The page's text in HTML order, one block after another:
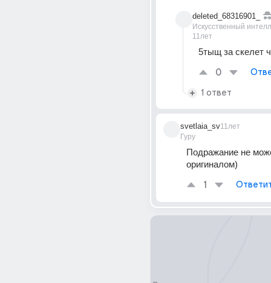
deleted_68316901_
Искусственный
11лет
5тыщ за скелет
0
1 ответ
svetlaia_sv
Гуру
11лет
Подражание не
оригиналом)
1